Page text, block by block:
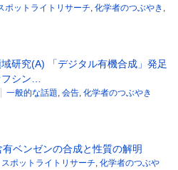
ポットライトリサーチ 化学者のつぶやき
研究(A) 「デジタル有機合成」発足
シン…
一般的な話題 会告 化学者のつぶやき
ベンゼンの合成と性質の解明
スポットライトリサーチ 化学者のつぶや